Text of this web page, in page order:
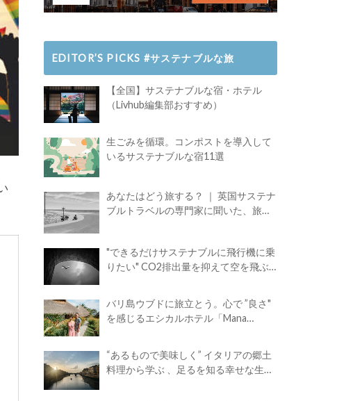
EDITOR’S PICKS #サステナブルな旅
【全国】サステナブルな宿・ホテル
（Livhub編集部おすすめ）
生ごみを循環。コンポストを導入して
いるサステナブルな宿11選
あなたはどう旅する？ ｜ 英国サステナ
ブルトラベルの専門家に聞いた、旅の
"できるだけサステナブルに飛行機に乗
りたい" CO2排出量を抑えて空を飛ぶ
バリ島ウブドに旅立とう。心で ”良さ"
を感じるエシカルホテル「Mana
“あるもので美味しく” イタリアの郷土
料理から学ぶ 、足るを知る幸せな生き